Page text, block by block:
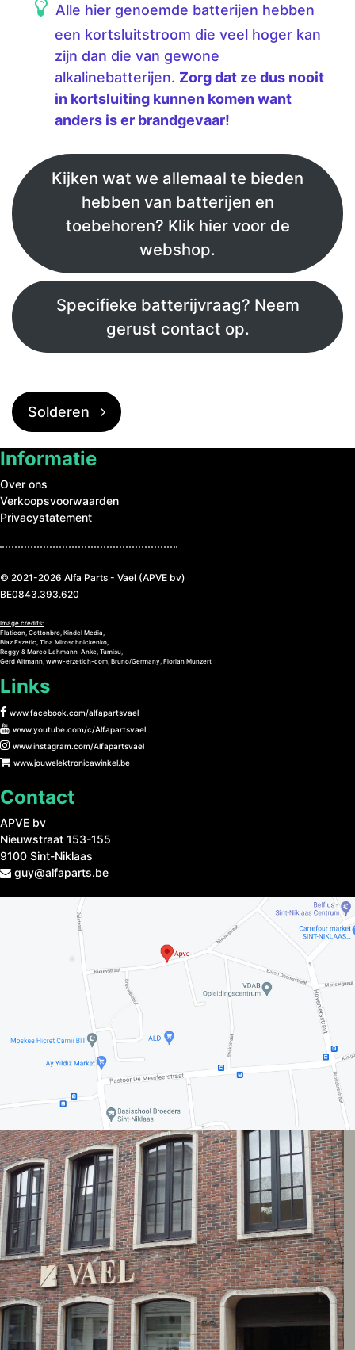
Alle hier genoemde batterijen hebben
een kortsluitstroom die veel hoger kan
zijn dan die van gewone
alkalinebatterijen. Zorg dat ze dus nooit
in kortsluiting kunnen komen want
anders is er brandgevaar!
Kijken wat we allemaal te bieden
hebben van batterijen en
toebehoren? Klik hier voor de
webshop.
Specifieke batterijvraag? Neem
gerust contact op.
Bericht Navigatie
Solderen
Informatie
Over ons
Verkoopsvoorwaarden
Privacystatement
© 2021-2026 Alfa Parts - Vael (APVE bv)
BE0843.393.620
Image credits:
Flaticon, Cottonbro, Kindel Media,
Blaz Eszetic, Tina Miroschnickenko,
Reggy & Marco Lahmann-Anke, Tumisu,
Gerd Altmann, www-erzetich-com, Bruno/Germany, Florian Munzert
Links
www.facebook.com/alfapartsvael
www.youtube.com/c/Alfapartsvael
www.instagram.com/Alfapartsvael
www.jouwelektronicawinkel.be
Contact
APVE bv
Nieuwstraat 153-155
9100 Sint-Niklaas
guy@alfaparts.be